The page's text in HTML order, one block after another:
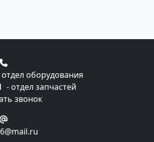
отдел оборудования
- отдел запчастей
звонок